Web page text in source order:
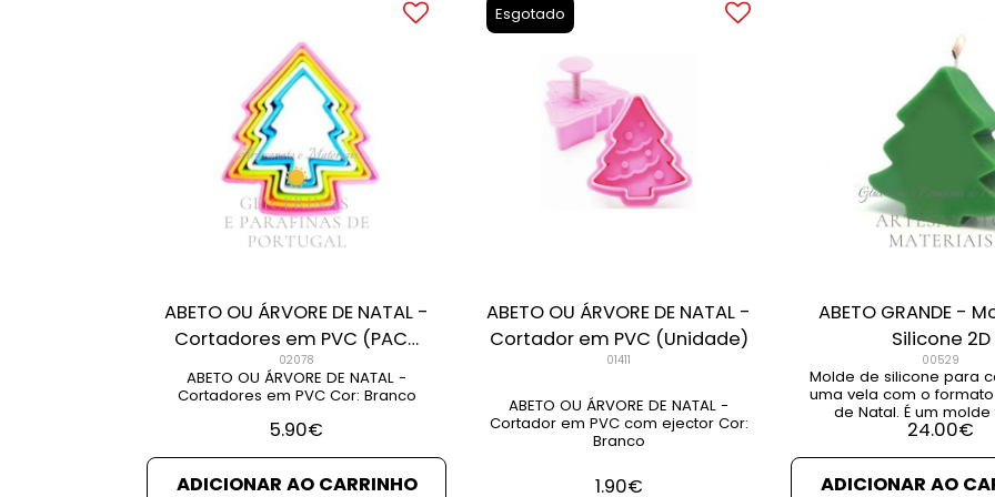
ABETO OU ÁRVORE DE NATAL -
Cortadores em PVC (PACK
5)
02078
ABETO OU ÁRVORE DE NATAL -
Cortadores em PVC Cor: Branco
5.90€
ADICIONAR AO CARRINHO
Esgotado
ABETO OU ÁRVORE DE NATAL -
Cortador em PVC (Unidade)
01411
ABETO OU ÁRVORE DE NATAL -
Cortador em PVC com ejector Cor:
Branco
1.90€
ABETO GRANDE -
Silicone 2D
00529
Molde de silicone para
uma vela com o
de Natal. É um molde
resistente e anti-
e glitter de forma a
um brilho diferente ou
24.00€
ADICIONAR AO